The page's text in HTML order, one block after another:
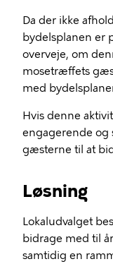
Da der ikke
bydelsplanen er
overveje, om
mosetræffets
med
Hvis denne
engagerende og
gæsterne til at
Løsning
Lokaludvalget
bidrage med til
samtidig en